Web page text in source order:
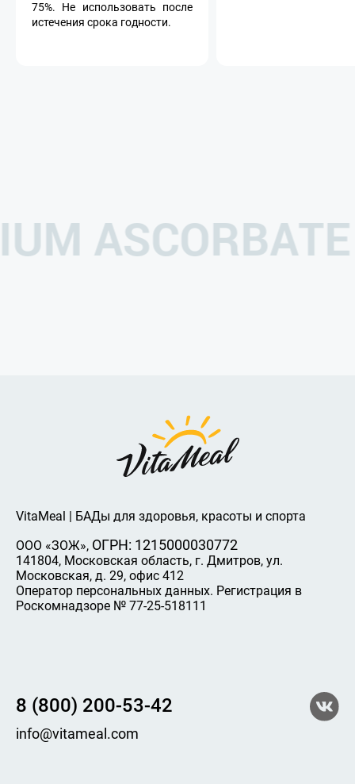
75%. Не использовать после
истечения срока годности.
VitaMeal | БАДы для здоровья, красоты и спорта
ООО «ЗОЖ», ОГРН: 1215000030772
141804, Московская область, г. Дмитров, ул.
Московская, д. 29, офис 412
Оператор персональных данных. Регистрация в
Роскомнадзоре № 77-25-518111
8 (800) 200-53-42
info@vitameal.com